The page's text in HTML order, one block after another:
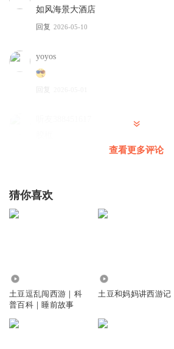
如风海景大酒店
回复 2026-05-10
yoyos
回复
🉐
听友388451617
查看更多评论
猜你喜欢
土豆逗乱闯西游｜科
普百科｜睡前故事
土豆和妈妈讲西游记